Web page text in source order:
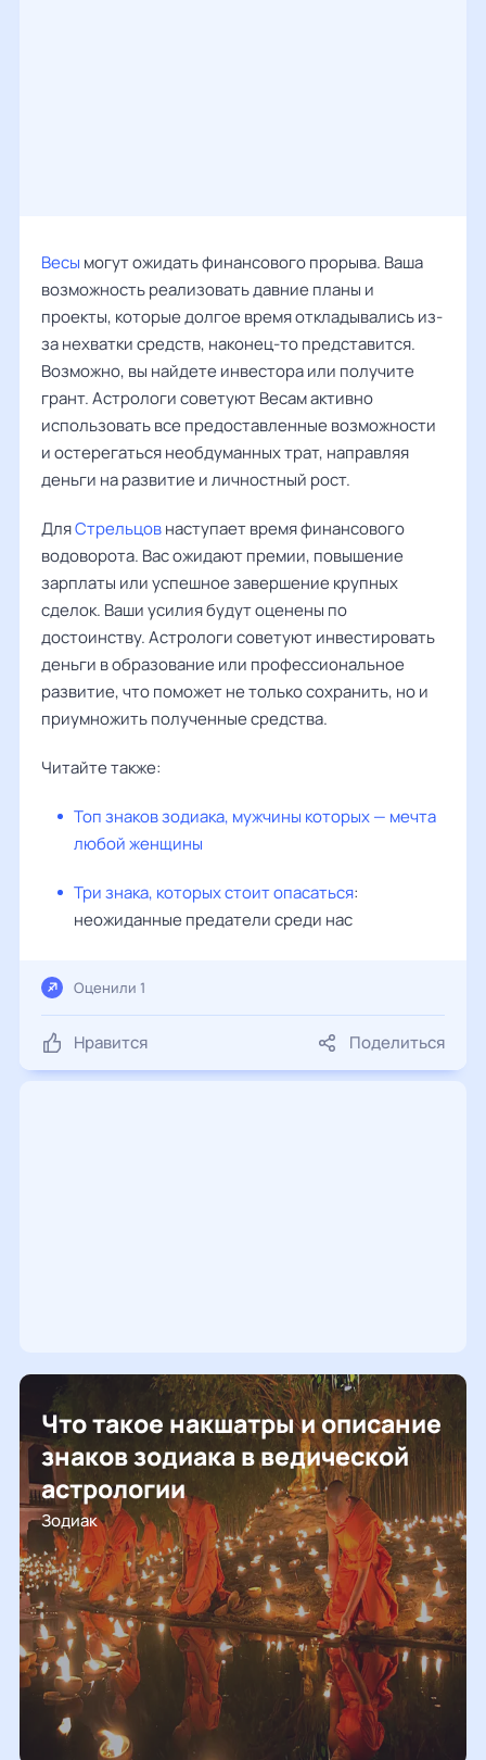
Весы могут ожидать финансового прорыва. Ваша
возможность реализовать давние планы и
проекты, которые долгое время откладывались из-
за нехватки средств, наконец-то представится.
Возможно, вы найдете инвестора или получите
грант. Астрологи советуют Весам активно
использовать все предоставленные возможности
и остерегаться необдуманных трат, направляя
деньги на развитие и личностный рост.
ДляСтрельцовнаступает время финансового
водоворота. Вас ожидают премии, повышение
зарплаты или успешное завершение крупных
сделок. Ваши усилия будут оценены по
достоинству. Астрологи советуют инвестировать
деньги в образование или профессиональное
развитие, что поможет не только сохранить, но и
приумножить полученные средства.
Читайте также:
Топ знаков зодиака, мужчины которых — мечта
любой женщины
Три знака, которых стоит опасаться:
неожиданные предатели среди нас
Нравится Поделиться
Оценили 1
Что такое накшатры и описание
знаков зодиака в ведической
астрологии
Зодиак